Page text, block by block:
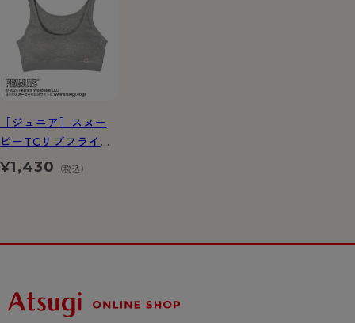
［ジュニア］スヌー
ピーTCリブフライス
ハーフトップ
¥1,430 （税込）